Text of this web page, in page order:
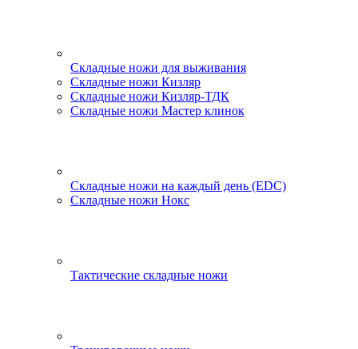
Складные ножи для выживания
Складные ножи Кизляр
Складные ножи Кизляр-ТДК
Складные ножи Мастер клинок
Складные ножи на каждый день (EDC)
Складные ножи Нокс
Тактические складные ножи